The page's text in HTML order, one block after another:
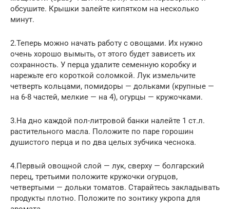
обсушите. Крышки залейте кипятком на несколько
минут.
2.Теперь можно начать работу с овощами. Их нужно
очень хорошо вымыть, от этого будет зависеть их
сохранность. У перца удалите семенную коробку и
нарежьте его короткой соломкой. Лук измельчите
четверть кольцами, помидоры — дольками (крупные —
на 6-8 частей, мелкие — на 4), огурцы — кружочками.
3.На дно каждой пол-литровой банки налейте 1 ст.л.
растительного масла. Положите по паре горошин
душистого перца и по два целых зубчика чеснока.
4.Первый овощной слой — лук, сверху — болгарский
перец, третьими положите кружочки огурцов,
четвертыми — дольки томатов. Старайтесь закладывать
продукты плотно. Положите по зонтику укропа для